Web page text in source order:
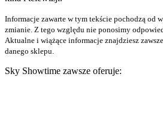
Informacje zawarte w tym tekście pochodzą od
zmianie. Z tego względu nie ponosimy
Aktualne i wiążące informacje znajdziesz
danego sklepu.
Sky Showtime zawsze oferuje: